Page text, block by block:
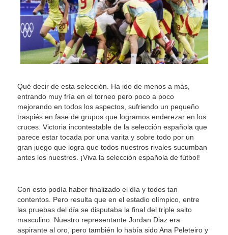
Qué decir de esta selección. Ha ido de menos a más,
entrando muy fría en el torneo pero poco a poco
mejorando en todos los aspectos, sufriendo un pequeño
traspiés en fase de grupos que logramos enderezar en los
cruces. Victoria incontestable de la selección española que
parece estar tocada por una varita y sobre todo por un
gran juego que logra que todos nuestros rivales sucumban
antes los nuestros. ¡Viva la selección española de fútbol!
Con esto podía haber finalizado el día y todos tan
contentos. Pero resulta que en el estadio olímpico, entre
las pruebas del día se disputaba la final del triple salto
masculino. Nuestro representante Jordan Diaz era
aspirante al oro, pero también lo había sido Ana Peleteiro y